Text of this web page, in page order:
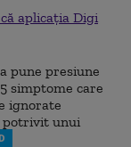
aplicația Digi